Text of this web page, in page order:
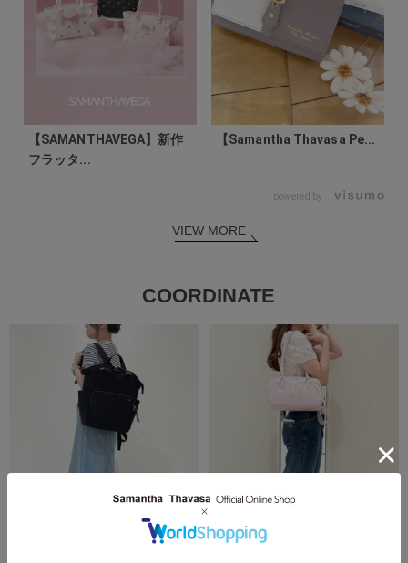
【SAMANTHAVEGA】新作
フラッタ...
【Samantha Thavasa Pe...
powered by
VIEW MORE
COORDINATE